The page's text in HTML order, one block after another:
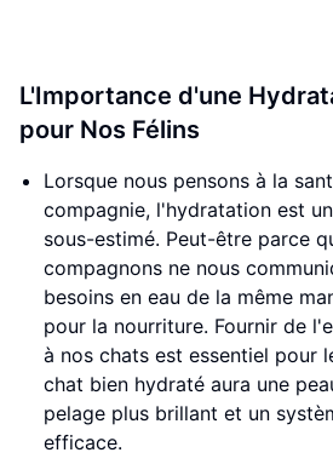
L'Importance d'une
pour Nos Félins
Lorsque nous pensons à la
compagnie, l'hydratation est
sous-estimé. Peut-être parce
compagnons ne nous
besoins en eau de la même
pour la nourriture. Fournir de
à nos chats est essentiel pour
chat bien hydraté aura une
pelage plus brillant et un
efficace.